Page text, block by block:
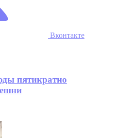
Вконтакте
пятикратно